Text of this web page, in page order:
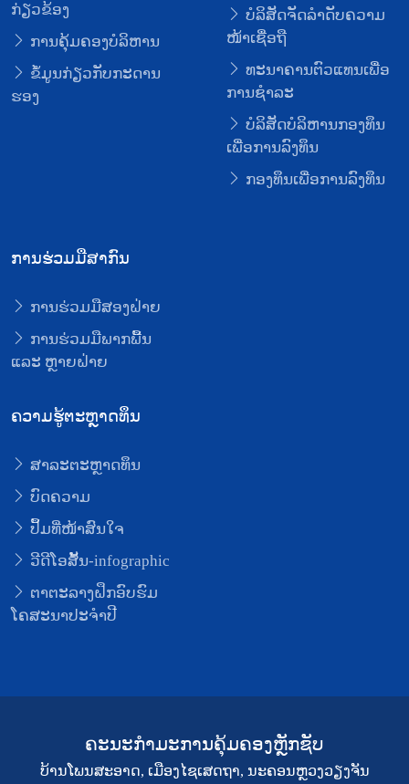
ກ່ຽວຂ້ອງ
ການຄຸ້ມຄອງບໍລິຫານ
ຂໍ້ມູນກ່ຽວກັບກະດານ
ຮອງ
ບໍລິສັດຈັດລໍາດັບຄວາມ
ໜ້າເຊື່ອຖື
ທະນາຄານຕົວແທນເພື່ອ
ການຊໍາລະ
ບໍລິສັດບໍລິຫານກອງທຶນ
ເພື່ອການລົງທຶນ
ກອງທຶນເພື່ອການລົງທຶນ
ການຮ່ວມມືສາກົນ
ການຮ່ວມມືສອງຝ່າຍ
ການຮ່ວມມືພາກພື້ນ
ແລະ ຫຼາຍຝ່າຍ
ຄວາມຮູ້ຕະຫຼາດທຶນ
ສາລະຕະຫຼາດທຶນ
ບົດຄວາມ
ປຶ້ມທີ່ໜ້າສົນໃຈ
ວີດີໂອສັ້ນ-infographic
ຕາຕະລາງຝຶກອົບຮົມ
ໂຄສະນາປະຈຳປີ
ຄະນະກຳມະການຄຸ້ມຄອງຫຼັກຊັບ
ບ້ານໂພນສະອາດ, ເມືອງໄຊເສດຖາ, ນະຄອນຫຼວງວຽງຈັນ